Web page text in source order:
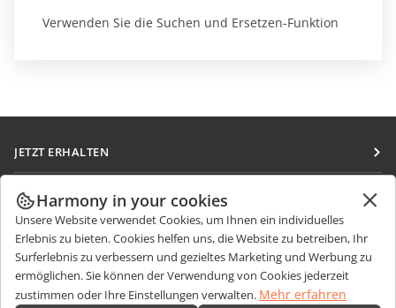
Verwenden Sie die Suchen und Ersetzen-Funktion
JETZT ERHALTEN
Docs
DocSpace
Workspace
Integrations-Apps
Desktop-Apps
ZUSAMMENARBEITEN
Für Mitwirkende
Für Übersetzer
Für Influencer
NACHRICHTEN ERHALTEN
Blog
HILFE ERHALTEN
Harmony in your cookies
Unsere Website verwendet Cookies, um Ihnen ein individuelles
Erlebnis zu bieten. Cookies helfen uns, die Website zu betreiben, Ihr
Surferlebnis zu verbessern und gezieltes Marketing und Werbung zu
ermöglichen. Sie können der Verwendung von Cookies jederzeit
zustimmen oder Ihre Einstellungen verwalten. Mehr erfahren